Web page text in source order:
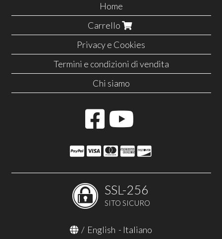
Home
Carrello
Privacy e Cookies
Termini e condizioni di vendita
Chi siamo
SSL-256
SITO SICURO
/ English - Italiano